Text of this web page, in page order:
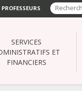
PROFESSEURS
SERVICES
ET
FINANCIERS